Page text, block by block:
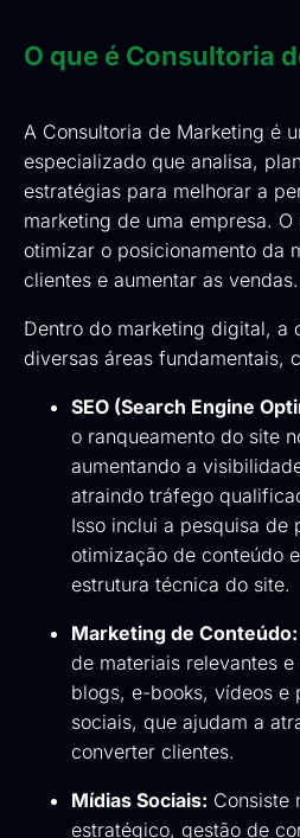
O que é Consultoria
A Consultoria de Marketing é
especializado que analisa,
estratégias para melhorar a
marketing de uma empresa.
otimizar o posicionamento da
clientes e aumentar as vendas.
Dentro do marketing digital, a
diversas áreas fundamentais,
SEO (Search Engine
o ranqueamento do site
aumentando a
atraindo tráfego
Isso inclui a pesquisa de
otimização de conteúdo
estrutura técnica do site.
Marketing de Conteúdo:
de materiais relevantes
blogs, e-books, vídeos e
sociais, que ajudam a
converter clientes.
Mídias Sociais: Consiste
estratégico, gestão de